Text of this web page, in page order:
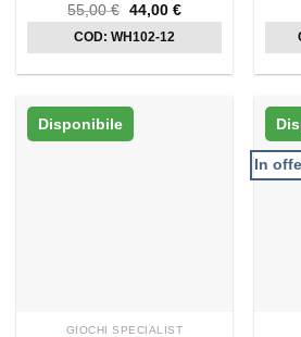
55,00€ Il
prezzo
originale
era:
44,00 €Il
prezzo
è:
COD: WH102-12
Disponibile
GIOCHI SPECIALIST
In